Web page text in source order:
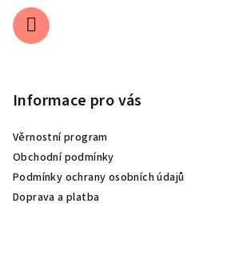
Informace pro vás
Věrnostní program
Obchodní podmínky
Podmínky ochrany osobních údajů
Doprava a platba